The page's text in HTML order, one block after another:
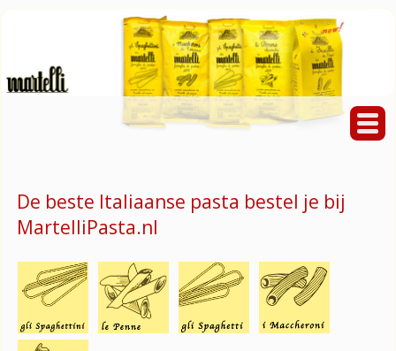
De beste Italiaanse pasta bestel je bij
MartelliPasta.nl